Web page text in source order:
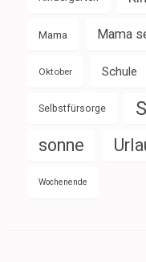
Mama Mama
Oktober Schule
Selbstfürsorge
sonne
Wochenende